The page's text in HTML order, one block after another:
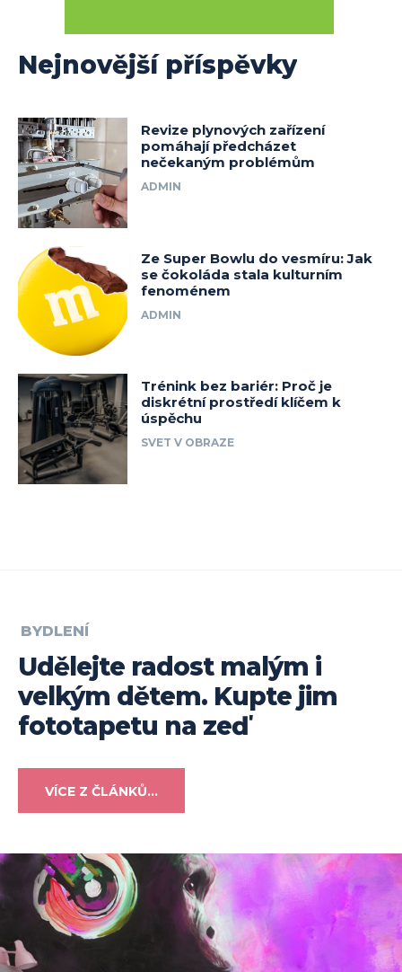
Nejnovější příspěvky
Revize plynových zařízení
pomáhají předcházet
nečekaným problémům
ADMIN
Ze Super Bowlu do vesmíru: Jak
se čokoláda stala kulturním
fenoménem
ADMIN
Trénink bez bariér: Proč je
diskrétní prostředí klíčem k
úspěchu
SVET V OBRAZE